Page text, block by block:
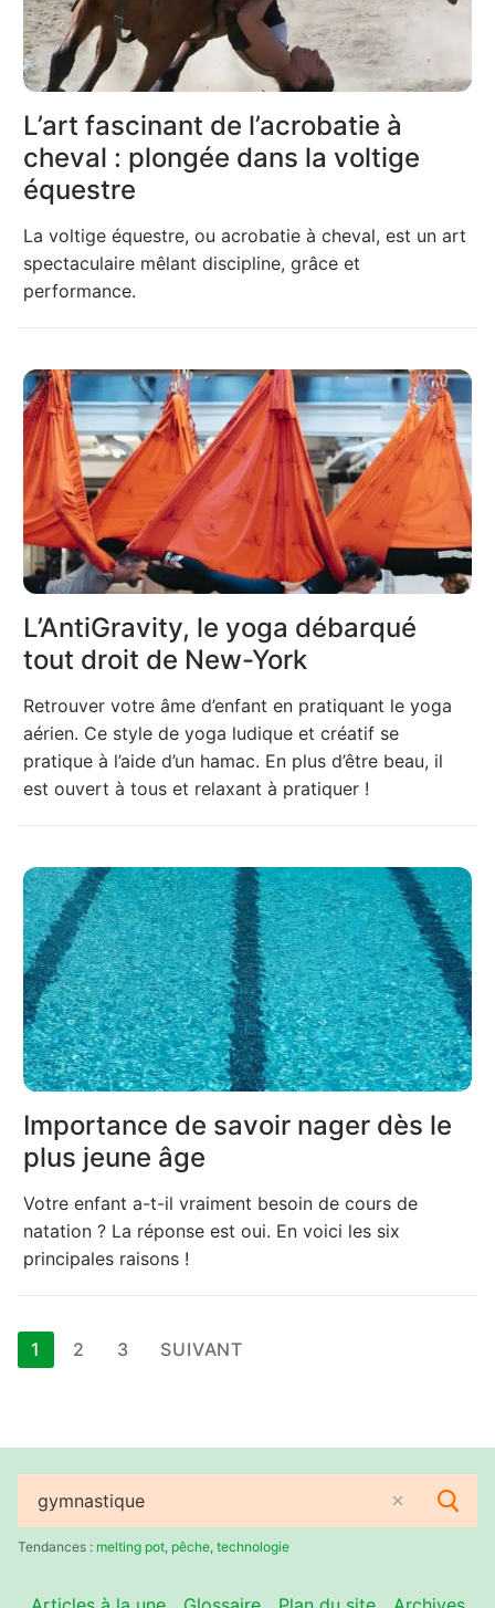
L’art fascinant de l’acrobatie à
cheval : plongée dans la voltige
équestre
La voltige équestre, ou acrobatie à cheval, est un art
spectaculaire mêlant discipline, grâce et
performance.
L’AntiGravity, le yoga débarqué
tout droit de New-York
Retrouver votre âme d’enfant en pratiquant le yoga
aérien. Ce style de yoga ludique et créatif se
pratique à l’aide d’un hamac. En plus d’être beau, il
est ouvert à tous et relaxant à pratiquer !
Importance de savoir nager dès le
plus jeune âge
Votre enfant a-t-il vraiment besoin de cours de
natation ? La réponse est oui. En voici les six
principales raisons !
Pagination
des
1 2 3 SUIVANT
Rechercher
:Tendances : melting pot pêche technologie